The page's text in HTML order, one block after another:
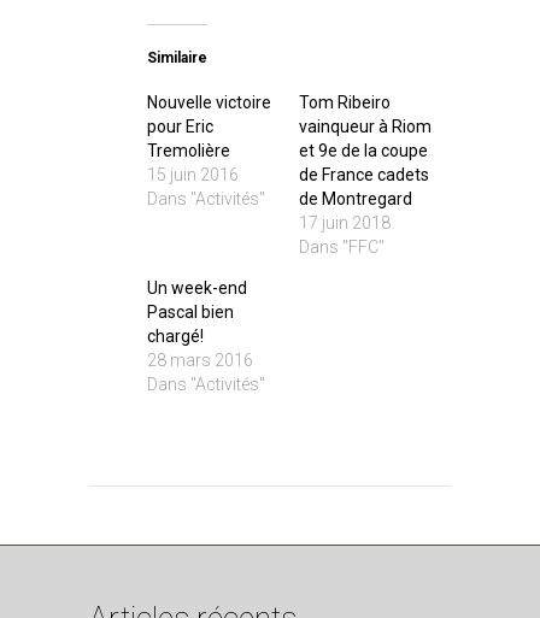
Similaire
Nouvelle victoire
pour Eric
Tremolière
15 juin 2016
Dans "Activités"
Tom Ribeiro
vainqueur à Riom
et 9e de la coupe
de France cadets
de Montregard
17 juin 2018
Dans "FFC"
Un week-end
Pascal bien
chargé!
28 mars 2016
Dans "Activités"